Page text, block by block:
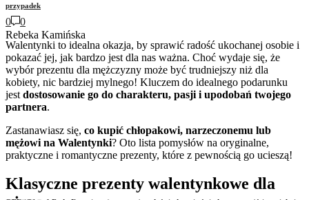
przypadek
Rebeka Kamińska
0
0
Walentynki to idealna okazja, by sprawić radość ukochanej osobie i
pokazać jej, jak bardzo jest dla nas ważna. Choć wydaje się, że
wybór prezentu dla mężczyzny może być trudniejszy niż dla
kobiety, nic bardziej mylnego! Kluczem do idealnego podarunku
jest dostosowanie go do charakteru, pasji i upodobań twojego
partnera.
Zastanawiasz się, co kupić chłopakowi, narzeczonemu lub
mężowi na Walentynki? Oto lista pomysłów na oryginalne,
praktyczne i romantyczne prezenty, które z pewnością go ucieszą!
Klasyczne prezenty walentynkowe dla